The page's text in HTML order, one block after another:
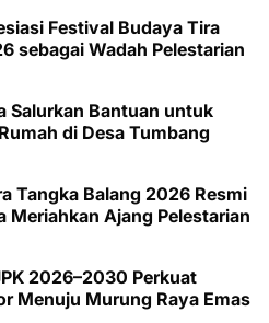
Festival Budaya Tira
sebagai Wadah Pelestarian
Salurkan Bantuan untuk
di Desa Tumbang
Tangka Balang 2026 Resmi
Meriahkan Ajang Pelestarian
2026–2030 Perkuat
Menuju Murung Raya Emas